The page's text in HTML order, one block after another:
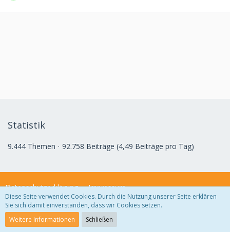
Statistik
9.444 Themen 92.758 Beiträge (4,49 Beiträge pro Tag)
Datenschutzerklärung Impressum
Community-Software:
Diese Seite verwendet Cookies. Durch die Nutzung unserer Seite erklären
Sie sich damit einverstanden, dass wir Cookies setzen.
Weitere Informationen
Schließen